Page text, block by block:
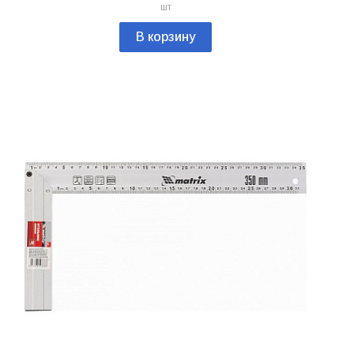
шт
В корзину